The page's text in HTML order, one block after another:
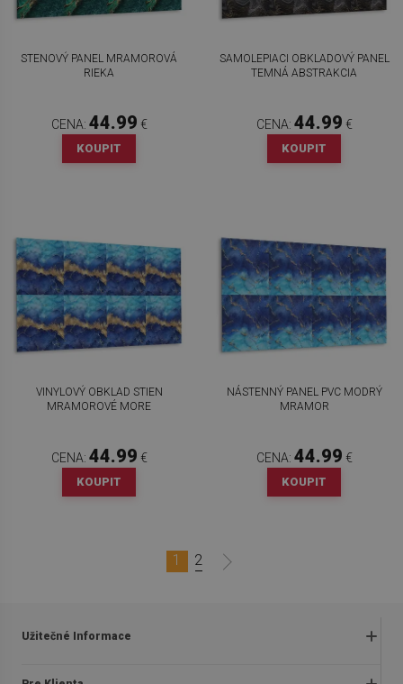
STENOVÝ PANEL MRAMOROVÁ
RIEKA
CENA: 44.99 €
KOUPIT
SAMOLEPIACI OBKLADOVÝ PANEL
TEMNÁ ABSTRAKCIA
CENA: 44.99 €
KOUPIT
VINYLOVÝ OBKLAD STIEN
MRAMOROVÉ MORE
CENA: 44.99 €
KOUPIT
NÁSTENNÝ PANEL PVC MODRÝ
MRAMOR
CENA: 44.99 €
KOUPIT
1 2
Užitečné Informace
Obchodné podmienky